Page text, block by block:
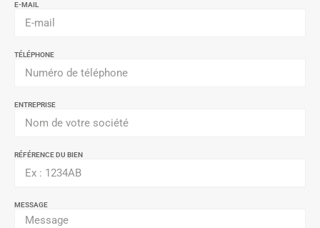
E-MAIL
TÉLÉPHONE
ENTREPRISE
RÉFÉRENCE DU BIEN
MESSAGE